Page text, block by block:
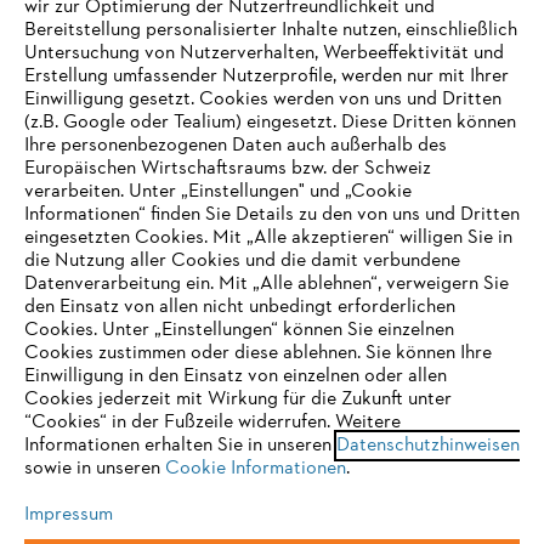
Häufig gestellte Fragen
Support
Datenschutz Impressum Cookies
Rechtliche Informationen
STIHL VERTRIEBS AG, 8617 Mönchaltorf
IHR BROWSER WIRD NICHT
UNTERSTÜTZT
Sie nutzen einen Browser, den wir noch nicht unterstützen. Für
eine optimale Nutzung unserer Seite empfehlen wir Ihnen, zu
einem der folgenden Browser zu wechseln:
wir zur Optimierung der Nutzerfreundlichkeit und
Bereitstellung personalisierter Inhalte nutzen, einschließlich
Untersuchung von Nutzerverhalten, Werbeeffektivität und
Erstellung umfassender Nutzerprofile, werden nur mit Ihrer
Einwilligung gesetzt. Cookies werden von uns und Dritten
(z.B. Google oder Tealium) eingesetzt. Diese Dritten können
Ihre personenbezogenen Daten auch außerhalb des
Europäischen Wirtschaftsraums bzw. der Schweiz
verarbeiten. Unter „Einstellungen" und „Cookie
Informationen“ finden Sie Details zu den von uns und Dritten
eingesetzten Cookies. Mit „Alle akzeptieren“ willigen Sie in
die Nutzung aller Cookies und die damit verbundene
Datenverarbeitung ein. Mit „Alle ablehnen“, verweigern Sie
den Einsatz von allen nicht unbedingt erforderlichen
Cookies. Unter „Einstellungen“ können Sie einzelnen
Cookies zustimmen oder diese ablehnen. Sie können Ihre
Einwilligung in den Einsatz von einzelnen oder allen
Cookies jederzeit mit Wirkung für die Zukunft unter
“Cookies“ in der Fußzeile widerrufen. Weitere
Informationen erhalten Sie in unseren Datenschutzhinweisen
sowie in unseren Cookie Informationen.
Impressum